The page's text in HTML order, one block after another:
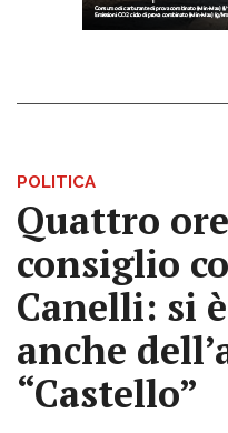
POLITICA
Quattro
consiglio
Canelli: si
anche
“Castello”